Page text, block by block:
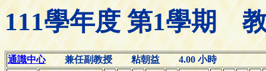
111學年度 第1學期
通識中心兼任副教授 粘朝益 4.00 小時